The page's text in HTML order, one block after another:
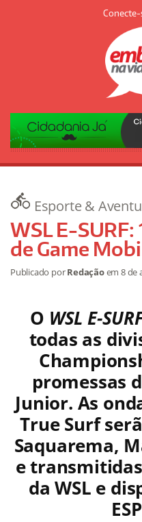
Conecte-
Esporte &
WSL E-SURF:
de Game
Publicado porRedaçãoem8 de
O WSL E-
todas as
promessas
Junior. As
True Surf
Saquarema,
e
da WSL e